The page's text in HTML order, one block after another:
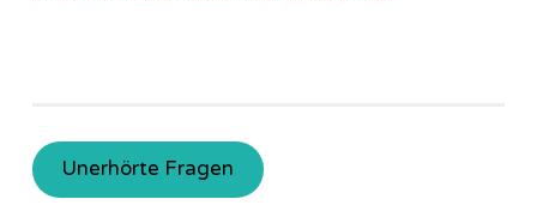
Unerhörte Fragen